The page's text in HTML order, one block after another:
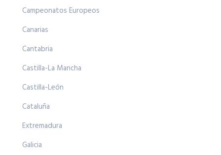
Campeonatos Europeos
Canarias
Cantabria
Castilla-La Mancha
Castilla-León
Cataluña
Extremadura
Galicia